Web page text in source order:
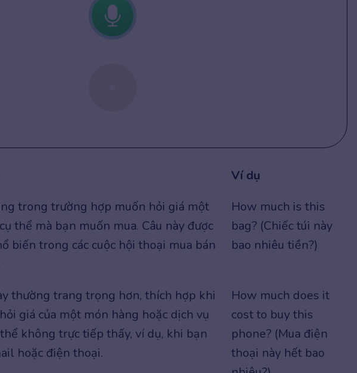
Ví dụ
trong trường hợp muốn hỏi giá một
thể mà bạn muốn mua. Câu này được
biến trong các cuộc hội thoại mua bán
How much is this
bag? (Chiếc túi này
bao nhiêu tiền?)
thường trang trọng hơn, thích hợp khi
giá của một món hàng hoặc dịch vụ
không trực tiếp thấy, ví dụ, khi bạn
hoặc điện thoại.
How much does it
cost to buy this
phone? (Mua điện
thoại này hết bao